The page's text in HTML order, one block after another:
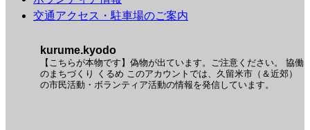
交通アクセス・駐車場のご案内
kurume.kyodo
【こちらが本物です】偽物が出ています。ご注意ください。
協働
のまちづくり くるめ このアカウントでは、久留米市（＆近郊）
の市民活動・ボランティア活動の情報を発信しています。